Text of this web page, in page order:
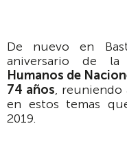
De nuevo en
aniversario de la
Humanos de
74 años, reuniendo
en estos temas
2019.